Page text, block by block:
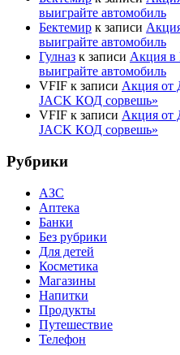
выиграйте автомобиль
Бектемир к записи
выиграйте автомобиль
Гулназ к записи Акция в
выиграйте автомобиль
VFIF к записи Акция от
JACK КОД сорвешь»
VFIF к записи Акция от
JACK КОД сорвешь»
Рубрики
АЗС
Аптека
Банки
Без рубрики
Для детей
Косметика
Магазины
Напитки
Продукты
Путешествие
Телефон